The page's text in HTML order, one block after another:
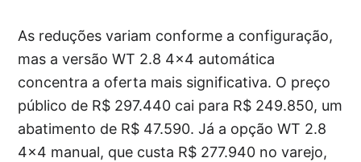
As reduções variam conforme a configuração,
mas a versão WT 2.8 4×4 automática
concentra a oferta mais significativa. O preço
público de R$ 297.440 cai para R$ 249.850, um
abatimento de R$ 47.590. Já a opção WT 2.8
4×4 manual, que custa R$ 277.940 no varejo,